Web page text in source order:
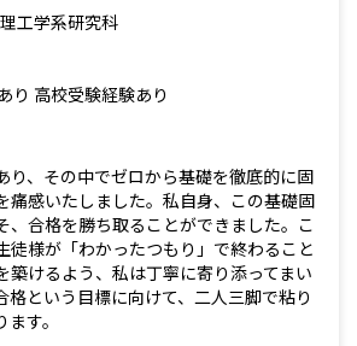
工学系研究科
り 高校受験経験あり
り、その中でゼロから基礎を徹底的に固
痛感いたしました。私自身、この基礎固
、合格を勝ち取ることができました。こ
徒様が「わかったつもり」で終わること
築けるよう、私は丁寧に寄り添ってまい
格という目標に向けて、二人三脚で粘り
す。